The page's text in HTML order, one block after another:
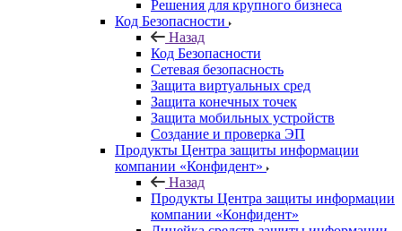
Решения для крупного бизнеса
Код Безопасности
Назад
Код Безопасности
Сетевая безопасность
Защита виртуальных сред
Защита конечных точек
Защита мобильных устройств
Создание и проверка ЭП
Продукты Центра защиты информации
компании «Конфидент»
Назад
Продукты Центра защиты информации
компании «Конфидент»